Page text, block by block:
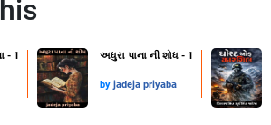
- 1 અધુરા પાના ની શોધ - 1
by jadeja priyaba